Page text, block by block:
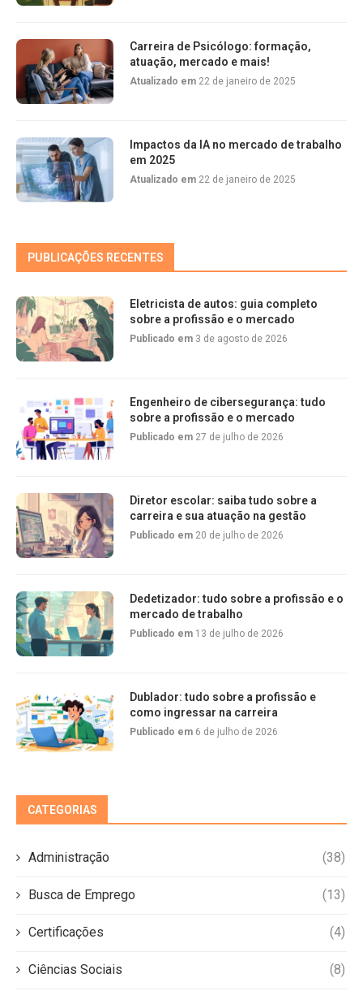
Carreira de Psicólogo: formação,
atuação, mercado e mais!
Atualizado em 22 de janeiro de 2025
Impactos da IA no mercado de trabalho
em 2025
Atualizado em 22 de janeiro de 2025
PUBLICAÇÕES RECENTES
Eletricista de autos: guia completo
sobre a profissão e o mercado
Publicado em 3 de agosto de 2026
Engenheiro de cibersegurança: tudo
sobre a profissão e o mercado
Publicado em 27 de julho de 2026
Diretor escolar: saiba tudo sobre a
carreira e sua atuação na gestão
Publicado em 20 de julho de 2026
Dedetizador: tudo sobre a profissão e o
mercado de trabalho
Publicado em 13 de julho de 2026
Dublador: tudo sobre a profissão e
como ingressar na carreira
Publicado em 6 de julho de 2026
CATEGORIAS
Administração (38)
Busca de Emprego (13)
Certificações (4)
Ciências Sociais (8)